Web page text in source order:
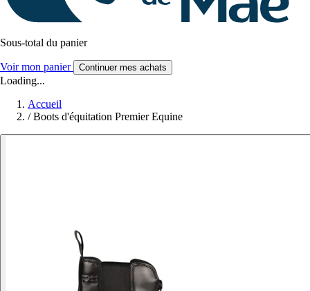
Sous-total du panier
Voir mon panier Continuer mes achats
Loading...
Accueil
/ Boots d'équitation Premier Equine